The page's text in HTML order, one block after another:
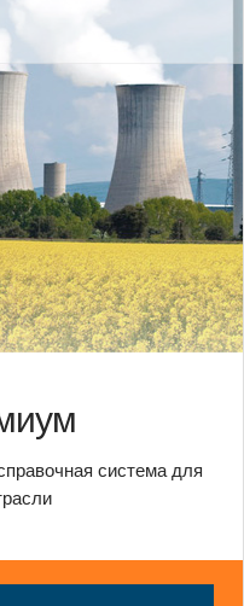
система для